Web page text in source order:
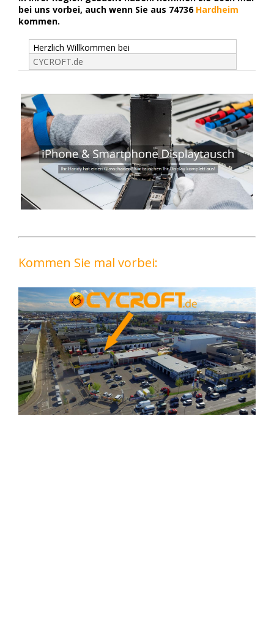
bei uns vorbei, auch wenn Sie aus 74736 Hardheim
kommen.
Herzlich Willkommen bei
CYCROFT.de
Kommen Sie mal vorbei: